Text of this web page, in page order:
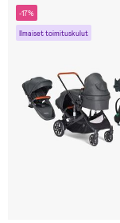
-17%
Ilmaiset toimituskulut